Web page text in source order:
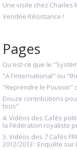
Une visite chez Charles
Vendée Résistance !
Pages
Qu'est-ce que le
"A l'international" ou
"Reprendre le Pouvoir"
Douze contributions
tous"
4. Vidéos des Cafés
la Fédération royaliste
3. Vidéos des 7 Cafés
2012/2013 : Enquête sur